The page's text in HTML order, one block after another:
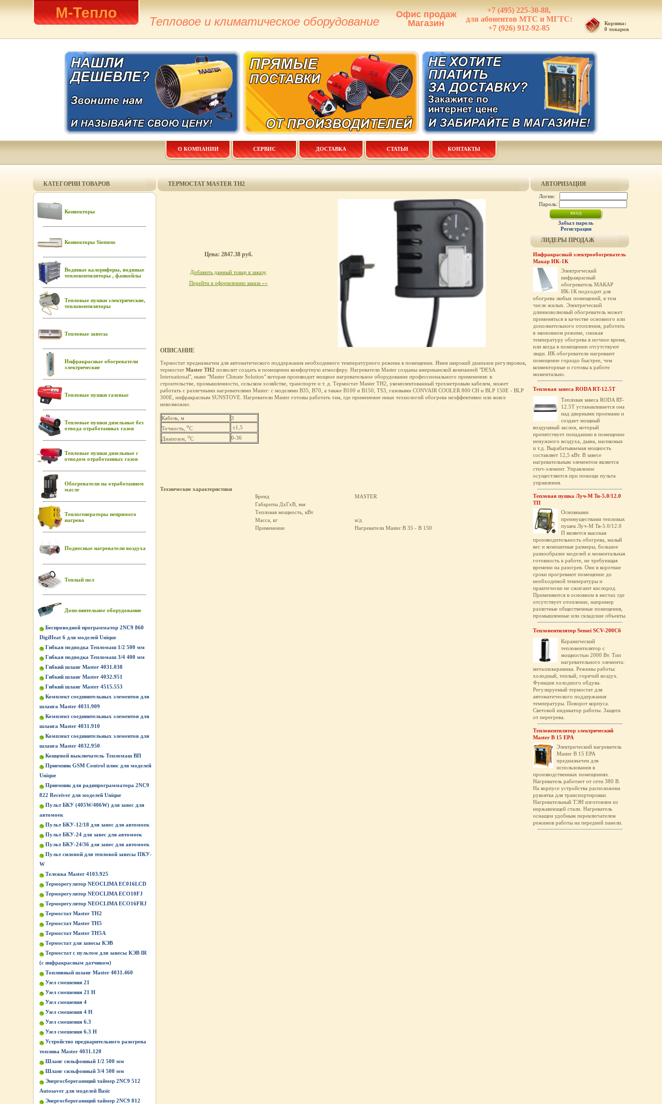
М-Тепло
Тепловое и климатическое оборудование
Офис продаж
Магазин
+7 (495) 225-30-88,
для абонентов МТС и МГТС:
+7 (926) 912-92-85
Корзина:
0 товаров
О КОМПАНИИ СЕРВИС ДОСТАВКА СТАТЬИ КОНТАКТЫ
КАТЕГОРИИ ТОВАРОВ
Конвекторы
Конвекторы Siemens
Водяные калориферы, водяные
тепловентиляторы , фанкойлы
Тепловые пушки электрические,
тепловентиляторы
Тепловые завесы
Инфракрасные обогреватели
электрические
Тепловые пушки газовые
Тепловые пушки дизельные без
отвода отработанных газов
Тепловые пушки дизельные с
отводом отработанных газов
Обогреватели на отработанном
масле
Теплогенераторы непрямого
нагрева
Подвесные нагреватели воздуха
Теплый пол
Дополнительное оборудование
Беспроводной программатор 2NC9 860
DigiHeat 6 для моделей Unique
Гибкая подводка Тепломаш 1/2 500 мм
Гибкая подводка Тепломаш 3/4 400 мм
Гибкий шланг Master 4031.038
Гибкий шланг Master 4032.951
Гибкий шланг Master 4515.553
Комплект соединительных элементов для
шланга Master 4031.909
Комплект соединительных элементов для
шланга Master 4031.910
Комплект соединительных элементов для
шланга Master 4032.950
Концевой выключатель Тепломаш ВП
Приемник GSM Control плюс для моделей
Unique
Приемник для радипрограмматора 2NC9
822 Receiver для моделей Unique
Пульт БКУ (405W/406W) для завес для
автомоек
Пульт БКУ-12/18 для завес для автомоек
Пульт БКУ-24 для завес для автомоек
Пульт БКУ-24/36 для завес для автомоек
Пульт силовой для тепловой завесы ПКУ-
W
Тележка Master 4103.925
Терморегулятор NEOCLIMA EC016LCD
Терморегулятор NEOCLIMA ECO10FJ
Терморегулятор NEOCLIMA ECO16FRJ
Термостат Master ТН2
Термостат Master ТН5
Термостат Master ТН5А
Термостат для завесы КЭВ
Термостат с пультом для завесы КЭВ IR
(с инфракрасным датчиком)
Топливный шланг Master 4031.460
Узел смешения 21
Узел смешения 21 Н
Узел смешения 4
Узел смешения 4 Н
Узел смешения 6.3
Узел смешения 6.3 Н
Устройство предварительного разогрева
топлива Master 4031.120
Шланг сильфонный 1/2 500 мм
Шланг сильфонный 3/4 500 мм
Энергосберегающий таймер 2NC9 512
Autosaver для моделей Basic
Энергосберегающий таймер 2NC9 812
ТЕРМОСТАТ MASTER ТН2
Цена: 2847.38 руб.
Добавить данный товар к заказу
Перейти к оформлению заказа »»
ОПИСАНИЕ
Термостат предназначен для автоматического поддержания необходимого температурного режима в помещении. Имея широкий диапазон регулировок,
термостат Master ТН2 позволит создать в помещении комфортную атмосферу. Нагреватели Master созданы американской компанией "DESA
International", ныне "Master Climate Solution" которая производит мощное нагревательное оборудование профессионального применения: в
строительстве, промышленности, сельском хозяйстве, транспорте и т. д. Термостат Master TH2, укомплектованный трехметровым кабелем, может
работать с различными нагревателями Master: с моделями B35, B70, а также B100 и B150, TS3, газовыми CONVAIR COOLER 800 СН и BLP 150E - BLP
300Е, инфракрасным SUNSTOVE. Нагреватели Master готовы работать там, где применение иных технологий обогрева неэффективно или вовсе
невозможно.
Кабель, м
3
Точность, оС
±1,5
Диапозон, оС 0-36
Технические характеристики
Бренд
MASTER
Габариты ДхГхВ, мм
Тепловая мощность, кВт
Масса, кг
н/д
Применение
Нагреватели Master B 35 - B 150
АВТОРИЗАЦИЯ
Логин:
Пароль:
Забыл пароль
Регистрация
ЛИДЕРЫ ПРОДАЖ
Инфракрасный электрообогреватель
Макар ИК-1К
Электрический
инфракрасный
обогреватель МАКАР
ИК-1К подходит для
обогрева любых помещений, в том
числе жилых. Электрический
длинноволновый обогреватель может
применяться в качестве основного или
дополнительного отопления, работать
в экономном режиме, снижая
температуру обогрева в ночное время,
или когда в помещении отсутствуют
люди. ИК обогреватели нагревают
помещение гораздо быстрее, чем
конвекторные и готовы к работе
моментально.
Тепловая завеса RODA RT-12.5T
Тепловая завеса RODA RT-
12.5T устанавливается она
над дверными проемами и
создает мощный
воздушный заслон, который
препятствует попаданию в помещение
ненужного воздуха, дыма, насекомых
и т.д. Вырабатываемая мощность
составляет 12,5 кВт. В завесе
нагревательным элементом является
стич-элемент. Управление
осущестляется при помощи пульта
управления.
Тепловая пушка Луч-М Тв-5.0/12.0
ТП
Основными
преимуществами тепловых
пушек Луч-М Тв-5.0/12.0
П является высокая
производительность обогрева, малый
вес и компактные размеры, большое
разнообразие моделей и моментальная
готовность к работе, не требующая
времени на разогрев. Они в короткие
сроки прогревают помещение до
необходимой температуры и
практически не сжигают кислород.
Применяются в основном в местах где
отсутствует отопление, например
различные общественные помещения,
промышленные или складские объекты.
Тепловентилятор Sensei SCV-200C6
Керамический
тепловентилятор с
мощностью 2000 Вт. Тип
нагревательного элемента:
металлокерамика. Режимы работы:
холодный, теплый, горячий воздух.
Функция холодного обдува.
Регулируемый термостат для
автоматического поддержания
температуры. Поворот корпуса.
Световой индикатор работы. Защита
от перегрева.
Тепловентилятор электрический
Master B 15 EPA
Электрический нагреватель
Master B 15 EPA
предназначен для
использования в
производственных помещениях.
Нагреватель работает от сети 380 В.
На корпусе устройства расположена
рукоятка для транспортировки.
Нагревательный ТЭН изготовлен из
нержавеющей стали. Нагреватель
оснащен удобным переключателем
режимов работы на передней панели.